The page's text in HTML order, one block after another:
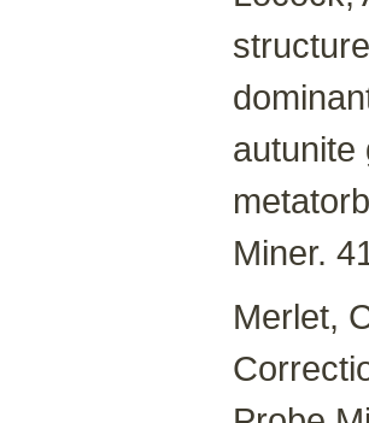
autunite
Miner.
Merlet,